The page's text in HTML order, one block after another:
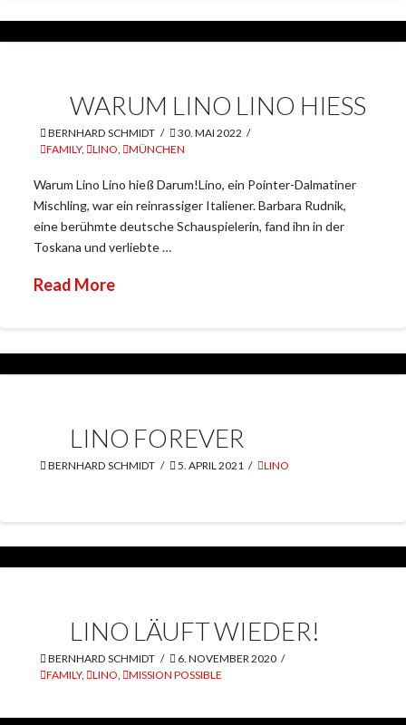
WARUM LINO LINO HIESS
BERNHARD SCHMIDT
30. MAI 2022
FAMILY, LINO, MÜNCHEN
Warum Lino Lino hieß Darum!Lino, ein Pointer-Dalmatiner
Mischling, war ein reinrassiger Italiener. Barbara Rudnik,
eine berühmte deutsche Schauspielerin, fand ihn in der
Toskana und verliebte …
Read More
LINO FOREVER
BERNHARD SCHMIDT 5. APRIL 2021 LINO
LINO LÄUFT WIEDER!
BERNHARD SCHMIDT
6. NOVEMBER 2020
FAMILY, LINO, MISSION POSSIBLE